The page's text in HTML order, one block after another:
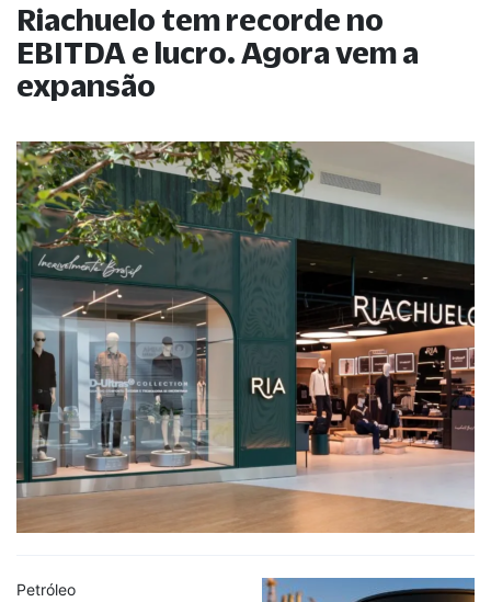
Riachuelo tem recorde no
EBITDA e lucro. Agora vem a
expansão
Petróleo